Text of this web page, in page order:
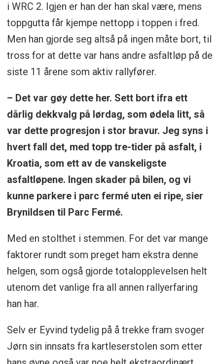
i WRC 2. Igjen er han der han skal være, mens
toppgutta får kjempe nettopp i toppen i fred.
Men han gjorde seg altså på ingen måte bort, til
tross for at dette var hans andre asfaltløp på de
siste 11 årene som aktiv rallyfører.
– Det var gøy dette her. Sett bort ifra ett
dårlig dekkvalg på lørdag, som ødela litt, så
var dette progresjon i stor bravur. Jeg syns i
hvert fall det, med topp tre-tider på asfalt, i
Kroatia, som ett av de vanskeligste
asfaltløpene. Ingen skader på bilen, og vi
kunne parkere i parc fermé uten ei ripe, sier
Brynildsen til Parc Fermé.
Med en stolthet i stemmen. For det var mange
faktorer rundt som preget ham ekstra denne
helgen, som også gjorde totalopplevelsen helt
utenom det vanlige fra all annen rallyerfaring
han har.
Selv er Eyvind tydelig på å trekke fram svoger
Jørn sin innsats fra kartleserstolen som etter